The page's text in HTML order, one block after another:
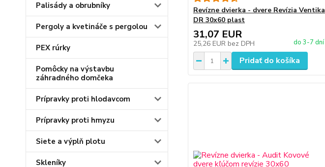
Palisády a obrubníky
Pergoly a kvetináče s pergolou
PEX rúrky
Pomôcky na výstavbu
záhradného domčeka
Prípravky proti hlodavcom
Prípravky proti hmyzu
Siete a výplň plotu
Skleníky
Revízne dvierka - dvere Revízia Ventika
DR 30x60 plast
31,07 EUR
25,26 EUR bez DPH do 3-7 dní
Pridať do košíka